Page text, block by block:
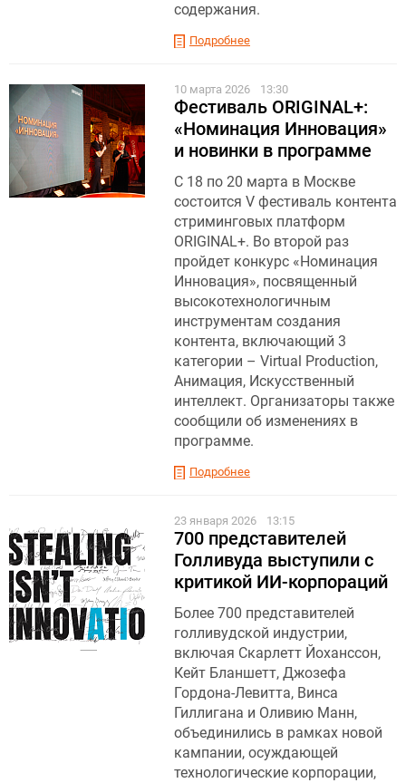
содержания.
Подробнее
10 марта 2026 13:30
Фестиваль ORIGINAL+:
«Номинация Инновация»
и новинки в программе
С 18 по 20 марта в Москве
состоится V фестиваль контента
стриминговых платформ
ORIGINAL+. Во второй раз
пройдет конкурс «Номинация
Инновация», посвященный
высокотехнологичным
инструментам создания
контента, включающий 3
категории – Virtual Production,
Анимация, Искусственный
интеллект. Организаторы также
сообщили об изменениях в
программе.
Подробнее
23 января 2026 13:15
700 представителей
Голливуда выступили с
критикой ИИ-корпораций
Более 700 представителей
голливудской индустрии,
включая Скарлетт Йоханссон,
Кейт Бланшетт, Джозефа
Гордона-Левитта, Винса
Гиллигана и Оливию Манн,
объединились в рамках новой
кампании, осуждающей
технологические корпорации,